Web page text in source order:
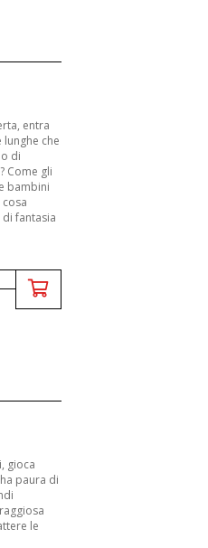
entra
che
di
Come gli
bambini
cosa
di fantasia
gioca
paura di
le